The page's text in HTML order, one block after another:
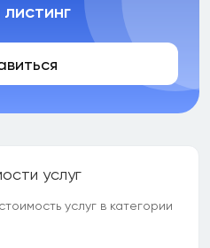
услуг
услуг в категории